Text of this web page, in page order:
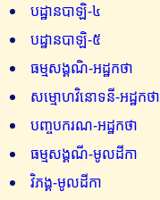
បដ្ឋានបាឡិ-៤
បដ្ឋានបាឡិ-៥
ធម្មសង្គណិ-អដ្ឋកថា
សម្មោហវិនោទនី-អដ្ឋកថា
បញ្ចបករណ-អដ្ឋកថា
ធម្មសង្គណី-មូលដីកា
វិភង្គ-មូលដីកា